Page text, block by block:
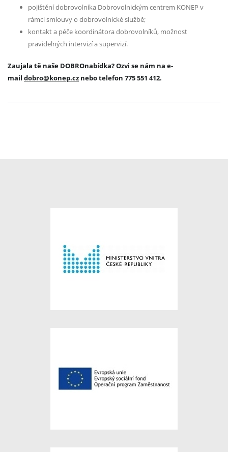
pojištění dobrovolníka Dobrovolnickým centrem KONEP v
rámci smlouvy o dobrovolnické službě;
kontakt a péče koordinátora dobrovolníků, možnost
pravidelných intervizí a supervizí.
Zaujala tě naše DOBROnabídka? Ozvi se nám na e-
mail dobro@konep.cz nebo telefon 775 551 412.